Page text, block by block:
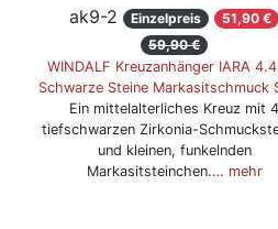
ak9-2 Einzelpreis
51,90 €
59,90 €
WINDALF Kreuzanhänger IARA
Schwarze Steine Markasitschmuck
Ein mittelalterliches Kreuz mit 4
tiefschwarzen Zirkonia-
und kleinen, funkelnden
Markasitsteinchen.… mehr